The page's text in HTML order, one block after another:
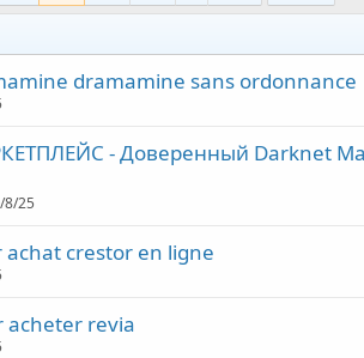
dramamine sans ordonnance
- Доверенный Darknet
8/25
crestor en ligne
acheter revia